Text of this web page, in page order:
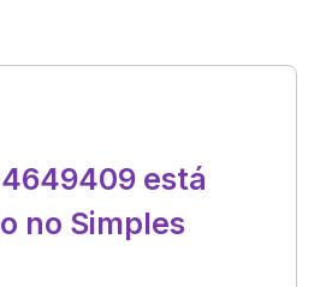
está
no Simples